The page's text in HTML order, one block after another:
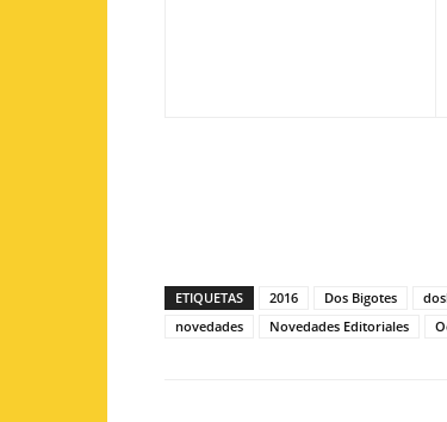
ETIQUETAS 2016 Dos Bigotes
novedades
Novedades Editoriales